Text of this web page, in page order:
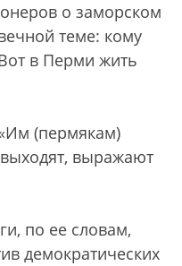
о заморском
теме: кому
в Перми жить
(пермякам)
выражают
по ее словам,
демократических